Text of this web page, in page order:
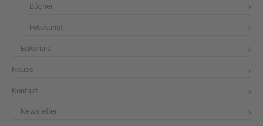
Bücher
Fotokunst
Editorials
Neues
Kontakt
Newsletter